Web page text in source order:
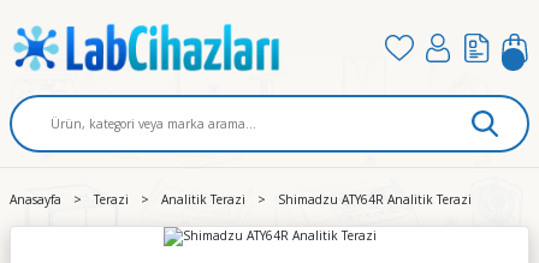
Anasayfa Terazi Analitik Terazi Shimadzu ATY64R Analitik Terazi